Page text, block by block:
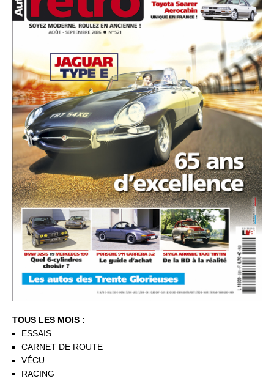
TOUS LES MOIS :
ESSAIS
CARNET DE ROUTE
VÉCU
RACING